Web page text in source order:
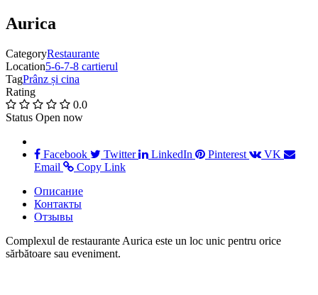
Aurica
CategoryRestaurante
Location5-6-7-8 cartierul
TagPrânz și cina
Rating
0.0
Status Open now
Facebook Twitter LinkedIn Pinterest
VK
Email
Copy Link
Описание
Контакты
Отзывы
Complexul de restaurante Aurica este un loc unic pentru orice
sărbătoare sau eveniment.